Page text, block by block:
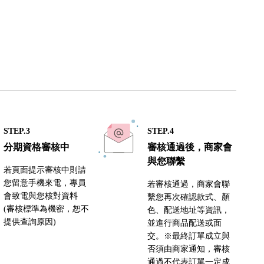
STEP.3
分期資格審核中
若頁面提示審核中則請
您留意手機來電，專員
會致電與您核對資料
(審核標準為機密，恕不
提供查詢原因)
STEP.4
審核通過後，商家會
與您聯繫
若審核通過，商家會聯
繫您再次確認款式、顏
色、配送地址等資訊，
並進行商品配送或面
交。※最終訂單成立與
否須由商家通知，審核
通過不代表訂單一定成